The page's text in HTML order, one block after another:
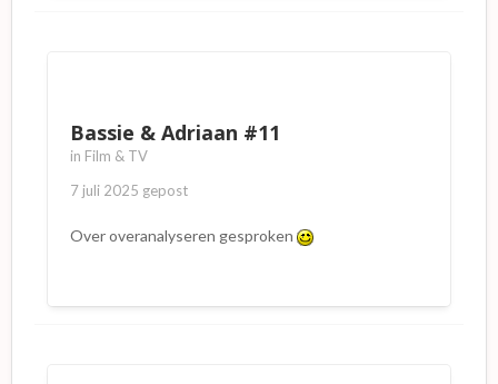
Bassie & Adriaan #11
in Film & TV
7 juli 2025 gepost
Over overanalyseren gesproken